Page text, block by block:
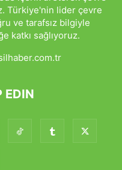
Türkiye'nin lider çevre
ve tarafsız bilgiyle
katkı sağlıyoruz.
EDIN